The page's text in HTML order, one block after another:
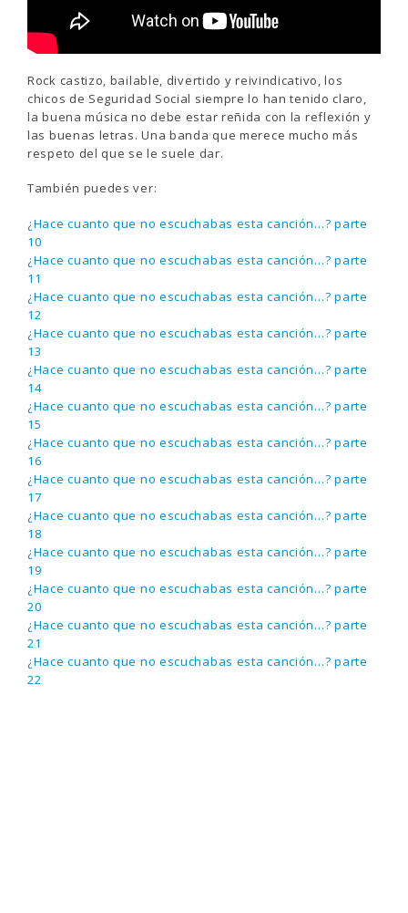
Rock castizo, bailable, divertido y reivindicativo, los
chicos de Seguridad Social siempre lo han tenido claro,
la buena música no debe estar reñida con la reflexión y
las buenas letras. Una banda que merece mucho más
respeto del que se le suele dar.
También puedes ver:
¿Hace cuanto que no escuchabas esta canción…? parte
10
¿Hace cuanto que no escuchabas esta canción…? parte
11
¿Hace cuanto que no escuchabas esta canción…? parte
12
¿Hace cuanto que no escuchabas esta canción…? parte
13
¿Hace cuanto que no escuchabas esta canción…? parte
14
¿Hace cuanto que no escuchabas esta canción…? parte
15
¿Hace cuanto que no escuchabas esta canción…? parte
16
¿Hace cuanto que no escuchabas esta canción…? parte
17
¿Hace cuanto que no escuchabas esta canción…? parte
18
¿Hace cuanto que no escuchabas esta canción…? parte
19
¿Hace cuanto que no escuchabas esta canción…? parte
20
¿Hace cuanto que no escuchabas esta canción…? parte
21
¿Hace cuanto que no escuchabas esta canción…? parte
22